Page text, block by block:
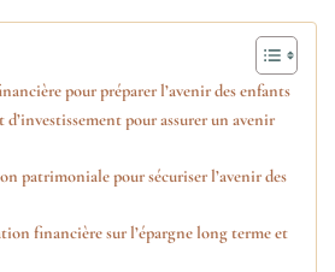
pour préparer l’avenir des enfants
d’investissement pour assurer un avenir
patrimoniale pour sécuriser l’avenir des
financière sur l’épargne long terme et